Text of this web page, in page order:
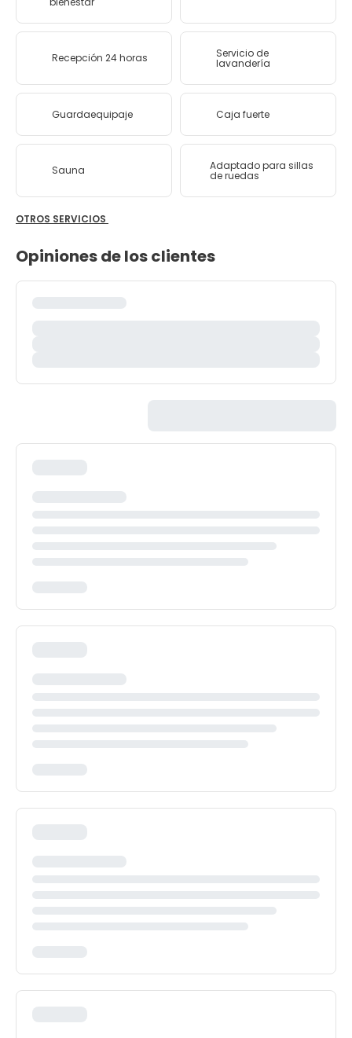
Recepción 24 horas Servicio de
lavandería
Guardaequipaje Caja fuerte
Sauna Adaptado para sillas
de ruedas
OTROS SERVICIOS
Opiniones de los clientes